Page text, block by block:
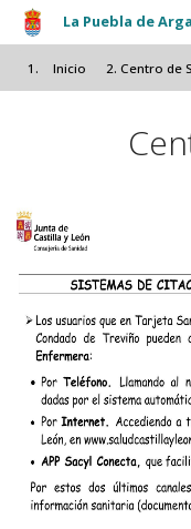
Pasar al
La Puebla de
Inicio Centro de